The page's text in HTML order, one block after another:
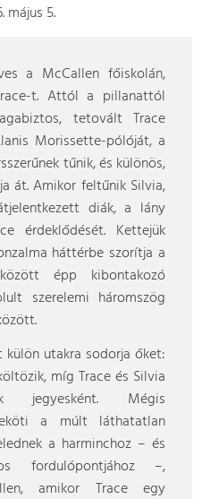
május 5.
a McCallen főiskolán,
t. Attól a pillanattól
tetovált Trace
Morissette-pólóját, a
tűnik, és különös,
át. Amikor feltűnik Silvia,
diák, a lány
érdeklődését. Kettejük
háttérbe szorítja a
épp kibontakozó
szerelemi háromszög
külön utakra sodorja őket:
míg Trace és Silvia
jegyesként. Mégis
a múlt láthatatlan
a harminchoz – és
fordulópontjához –,
amikor Trace egy